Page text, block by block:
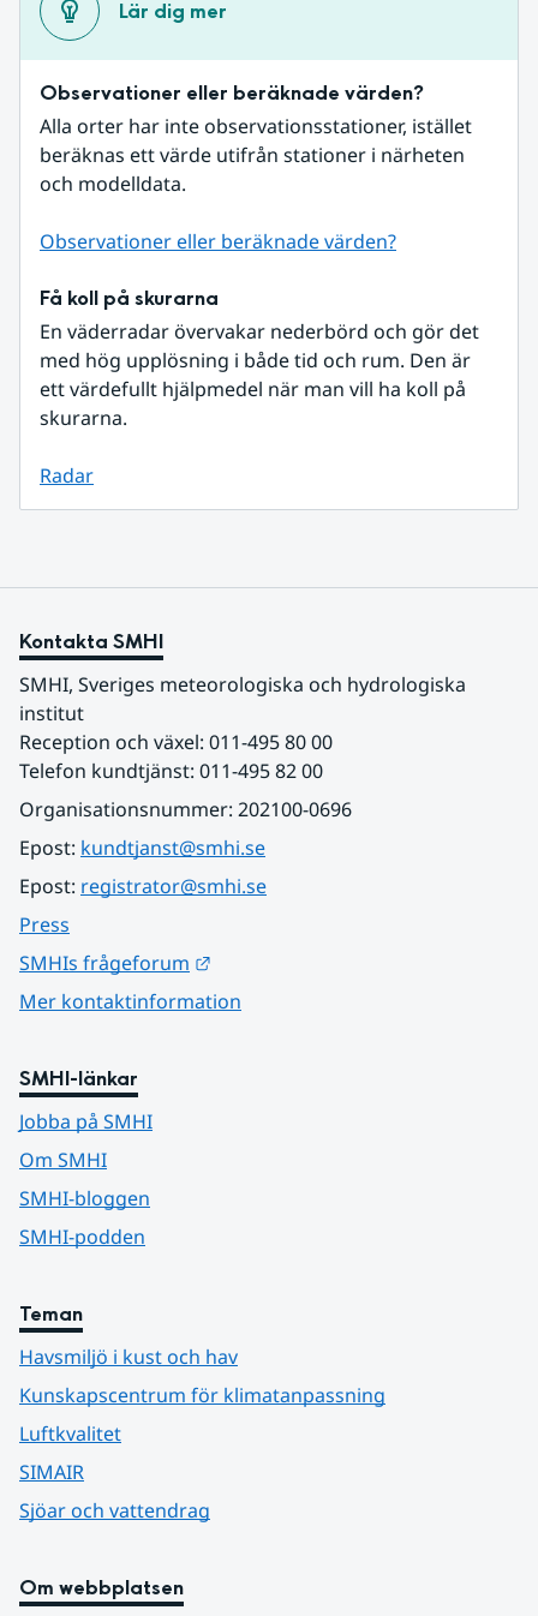
Lär dig mer
Observationer eller beräknade värden?
Alla orter har inte observationsstationer, istället
beräknas ett värde utifrån stationer i närheten
och modelldata.
Observationer eller beräknade värden?
Få koll på skurarna
En väderradar övervakar nederbörd och gör det
med hög upplösning i både tid och rum. Den är
ett värdefullt hjälpmedel när man vill ha koll på
skurarna.
Radar
Kontakta SMHI
SMHI, Sveriges meteorologiska och hydrologiska
institut
Reception och växel: 011-495 80 00
Telefon kundtjänst: 011-495 82 00
Organisationsnummer: 202100-0696
Epost: kundtjanst@smhi.se
Epost: registrator@smhi.se
Press
SMHIs frågeforum
Mer kontaktinformation
SMHI-länkar
Jobba på SMHI
Om SMHI
SMHI-bloggen
SMHI-podden
Teman
Havsmiljö i kust och hav
Kunskapscentrum för klimatanpassning
Luftkvalitet
SIMAIR
Sjöar och vattendrag
Om webbplatsen